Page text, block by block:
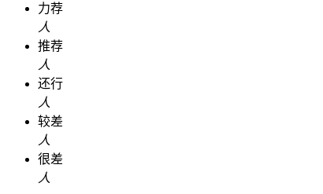
力荐
人
推荐
人
还行
人
较差
人
很差
人